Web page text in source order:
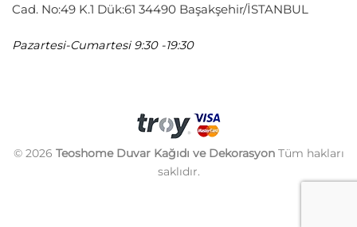
Cad. No:49 K.1 Dük:61 34490 Başakşehir/İSTANBUL
Pazartesi-Cumartesi 9:30 -19:30
© 2026 Teoshome Duvar Kağıdı ve DekorasyonTüm hakları
saklıdır.